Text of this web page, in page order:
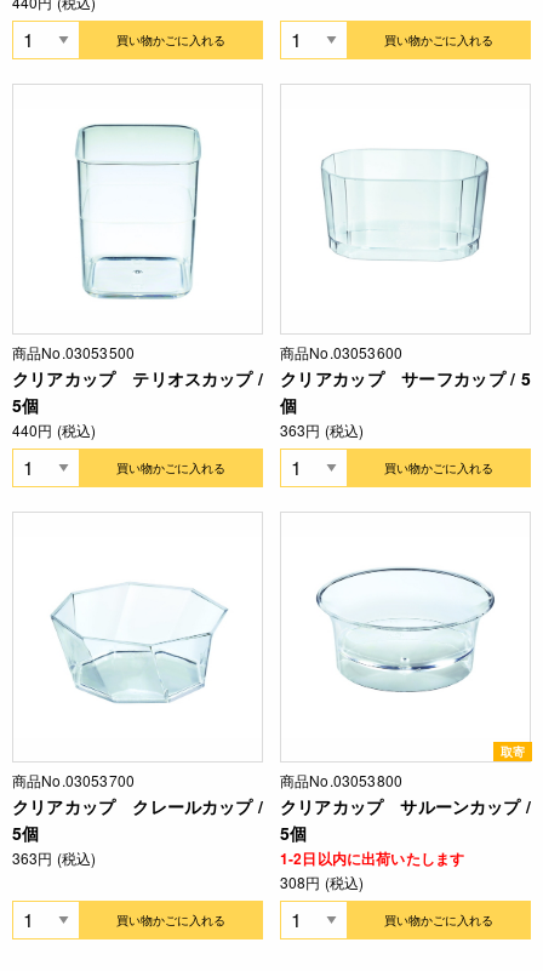
買い物かごに入れる 買い物かごに入れる
商品No.03053500
クリアカップ テリオスカップ /
5個
440円 (税込)
買い物かごに入れる
商品No.03053600
クリアカップ サーフカップ / 5
個
363円 (税込)
買い物かごに入れる
商品No.03053700
クリアカップ クレールカップ /
5個
363円 (税込)
買い物かごに入れる
取寄
商品No.03053800
クリアカップ サルーンカップ /
5個
1-2日以内に出荷いたします
308円 (税込)
買い物かごに入れる